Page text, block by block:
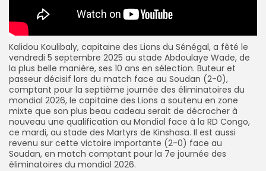
Kalidou Koulibaly, capitaine des Lions du Sénégal, a fêté le
vendredi 5 septembre 2025 au stade Abdoulaye Wade, de
la plus belle manière, ses 10 ans en sélection. Buteur et
passeur décisif lors du match face au Soudan (2-0),
comptant pour la septième journée des éliminatoires du
mondial 2026, le capitaine des Lions a soutenu en zone
mixte que son plus beau cadeau serait de décrocher à
nouveau une qualification au Mondial face à la RD Congo,
ce mardi, au stade des Martyrs de Kinshasa. Il est aussi
revenu sur cette victoire importante (2-0) face au
Soudan, en match comptant pour la 7e journée des
éliminatoires du mondial 2026.